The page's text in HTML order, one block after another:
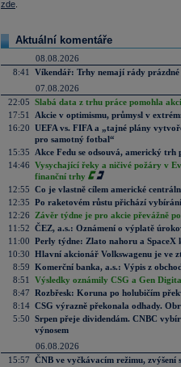
zde
Aktuální komentáře
08.08.2026
8:41
Víkendář: Trhy nemají rády prázdné
07.08.2026
22:05 Slabá data z trhu práce pomohla
17:51
Akcie v optimismu, průmysl v
16:20 UEFA vs. FIFA a „tajné plány
pro samotný fotbal“
15:35
Akce Fedu se odsouvá, americký
14:46 Vysychající řeky a ničivé požáry v
finanční trhy
12:55 Co je vlastně cílem americké
12:35 Po raketovém růstu přichází
12:26
Závěr týdne je pro akcie převážně
11:52 ČEZ, a.s.: Oznámení o výplatě
11:00 Perly týdne: Zlato nahoru a SpaceX
10:30 Hlavní akcionář Volkswagenu je ve
8:59 Komerční banka, a.s.: Výpis z
8:51
Výsledky oznámily CSG a Gen
8:47 Rozbřesk: Koruna po holubičím
8:14 CSG výrazně překonala odhady.
5:50 Srpen přeje dividendám. CNBC
výnosem
06.08.2026
15:57 ČNB ve vyčkávacím režimu, zvýšení